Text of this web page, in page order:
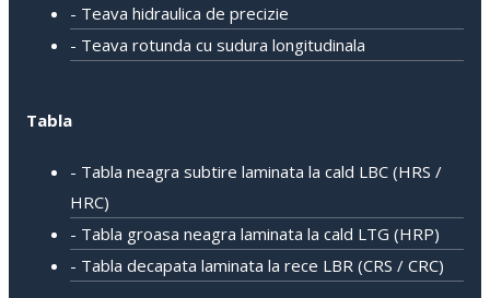
- Teava hidraulica de precizie
- Teava rotunda cu sudura longitudinala
Tabla
- Tabla neagra subtire laminata la cald LBC (HRS /
HRC)
- Tabla groasa neagra laminata la cald LTG (HRP)
- Tabla decapata laminata la rece LBR (CRS / CRC)